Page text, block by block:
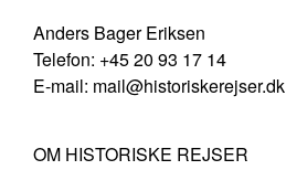
Anders Bager Eriksen
Telefon: +45 20 93 17 14
E-mail: mail@historiskerejser.dk
OM HISTORISKE REJSER